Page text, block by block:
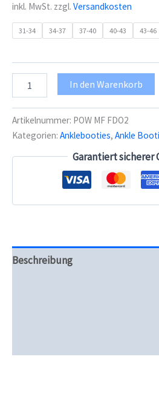
inkl. MwSt. zzgl. Versandkosten
31-34 34-37 37-40 40-43 43-46
MYFIT
Donut
2
mm
In den Warenkorb
Artikelnummer: POW MF FDO2
Kategorien: Anklebooties, Ankle
Garantiert sicherer
Beschreibung